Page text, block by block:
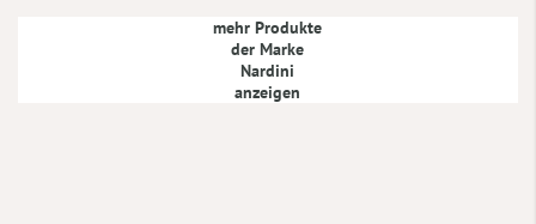
mehr Produkte
der Marke
Nardini
anzeigen